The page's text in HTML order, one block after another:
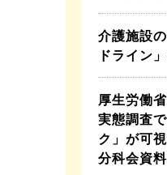
介護施設
ドライン
厚生労働
実態調査
ク」が可
分科会資